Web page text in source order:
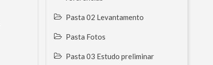
Pasta 02 Levantamento
Pasta Fotos
Pasta 03 Estudo preliminar